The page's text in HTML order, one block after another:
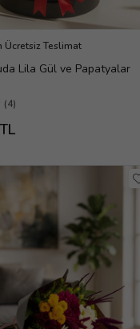
Ücretsiz Teslimat
Lila Gül ve Papatyalar
(4)